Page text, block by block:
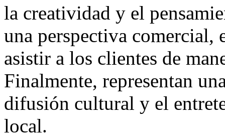
la creatividad y el
una perspectiva comercial,
asistir a los clientes de
Finalmente, representan
difusión cultural y el
local.